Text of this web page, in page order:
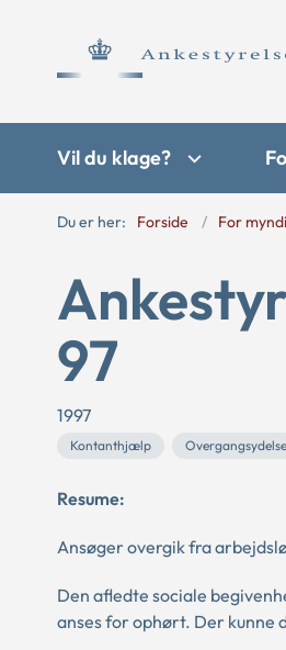
Vil du klage?
Du er her: Forside For
97
1997
Kontanthjælp Overgangsydelse
Resume:
Ansøger overgik fra
Den afledte sociale
anses for ophørt. Der kunne